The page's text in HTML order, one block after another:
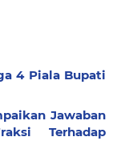
4 Piala Bupati
Jawaban
Terhadap